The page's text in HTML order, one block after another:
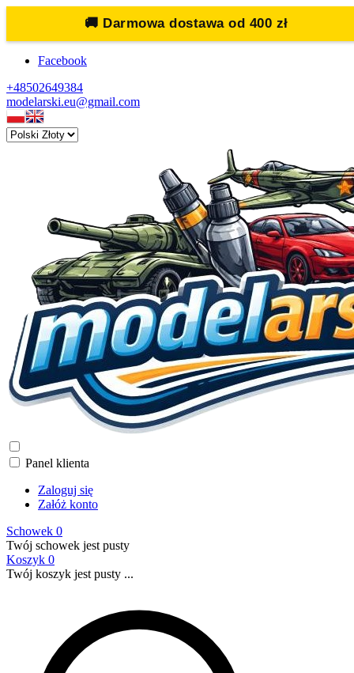
🚚 Darmowa dostawa od 400 zł
Facebook
+48502649384
modelarski.eu@gmail.com
Panel klienta
Zaloguj się
Załóż konto
Schowek 0
Twój schowek jest pusty
Koszyk 0
Twój koszyk jest pusty ...